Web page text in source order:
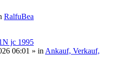
RalfuBea
jc 1995
06:01 » in Ankauf, Verkauf,